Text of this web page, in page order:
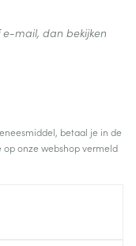
betaal je in de
onze webshop vermeld
mail, dan bekijken